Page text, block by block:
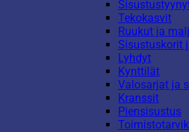
Tekokasvit
Ruukut ja
Sisustuskorit
Lyhdyt
Kynttilät
Valosarjat ja
Kranssit
Piensisustus